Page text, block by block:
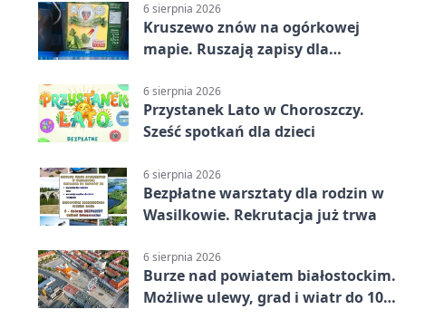
6 sierpnia 2026
Kruszewo znów na ogórkowej
mapie. Ruszają zapisy dla
6 sierpnia 2026
Przystanek Lato w Choroszczy.
Sześć spotkań dla dzieci
6 sierpnia 2026
Bezpłatne warsztaty dla rodzin w
Wasilkowie. Rekrutacja już trwa
6 sierpnia 2026
Burze nad powiatem białostockim.
Możliwe ulewy, grad i wiatr do 100